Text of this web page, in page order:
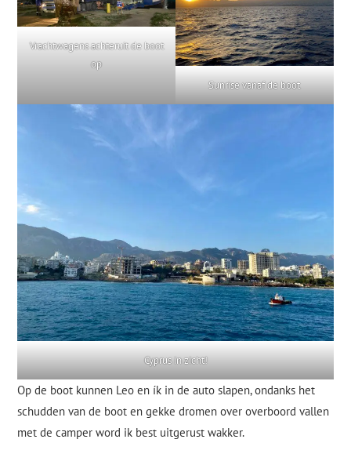
Vrachtwagens achteruit de boot
op
Sunrise vanaf de boot
Cyprus in zicht!
Op de boot kunnen Leo en ík in de auto slapen, ondanks het
schudden van de boot en gekke dromen over overboord vallen
met de camper word ik best uitgerust wakker.